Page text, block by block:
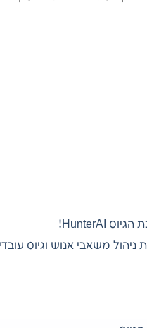
הגיוס HunterAI!
משאבי אנוש וגיוס